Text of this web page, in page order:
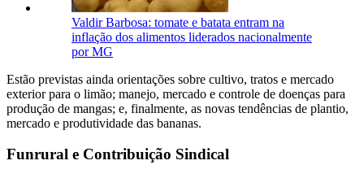
Valdir Barbosa: tomate e batata entram na
inflação dos alimentos liderados nacionalmente
por MG
Estão previstas ainda orientações sobre cultivo, tratos e mercado
exterior para o limão; manejo, mercado e controle de doenças para
produção de mangas; e, finalmente, as novas tendências de plantio,
mercado e produtividade das bananas.
Funrural e Contribuição Sindical